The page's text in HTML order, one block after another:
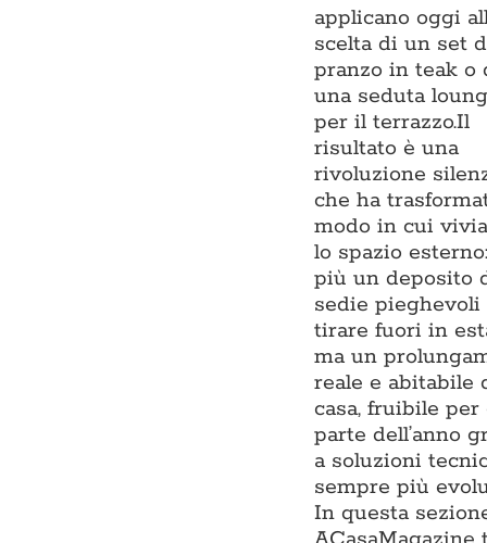
applicano oggi
scelta di un set
pranzo in teak o
una seduta
per il terrazzo.Il
risultato è una
rivoluzione
che ha
modo in cui
lo spazio
più un deposito
sedie pieghevoli
tirare fuori in
ma un
reale e abitabile
casa, fruibile per
parte dell’anno
a soluzioni
sempre più
In questa